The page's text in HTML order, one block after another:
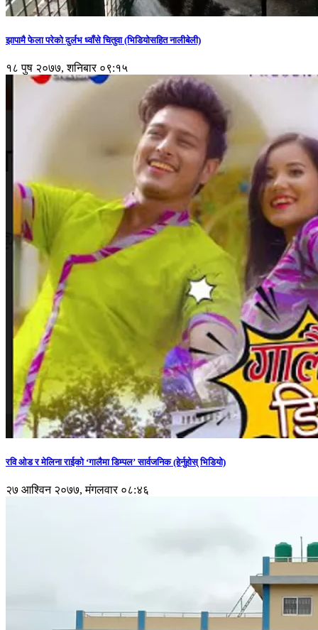
झापामै फेला परेको दुर्लभ ध्वाँसे चितुवा (भिडियोसहित नालीबेली)
१८ पुष २०७७, शनिबार ०९:१५
रवि ओड र मेलिना राईको ‘गालैमा डिम्पल’ सार्वजनिक (हेर्नुहोस् भिडियो)
२७ आश्विन २०७७, मंगलवार ०८:४६